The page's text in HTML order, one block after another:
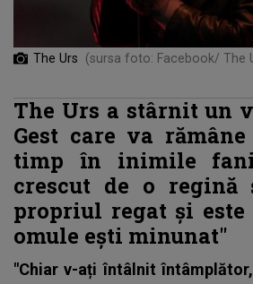
The Urs (sursa foto: Facebook/ The
The Urs a stârnit un
Gest care va
timp în inimile
crescut de o regină
propriul regat și
omule ești minunat"
"Chiar v-ați întâlnit